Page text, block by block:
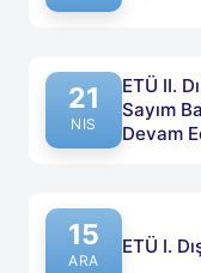
Published
21
NIS
ETÜ II.
Sayım
Devam
Published
15
ARA
ETÜ I.